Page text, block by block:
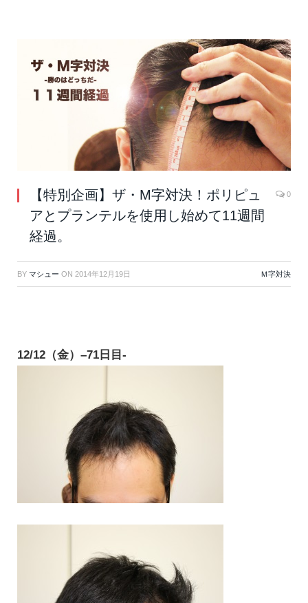
【特別企画】ザ・M字対決！ポリピュ
アとプランテルを使用し始めて11週間
経過。
0
BY マシュー ON 2014年12月19日 Ｍ字対決
12/12（金）–71日目-